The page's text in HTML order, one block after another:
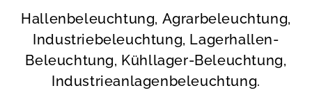
Hallenbeleuchtung, Agrarbeleuchtung,
Industriebeleuchtung, Lagerhallen-
Beleuchtung, Kühllager-Beleuchtung,
Industrieanlagenbeleuchtung.